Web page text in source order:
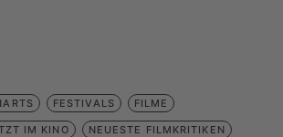
FESTIVALS FILME
IM KINO NEUESTE FILMKRITIKEN